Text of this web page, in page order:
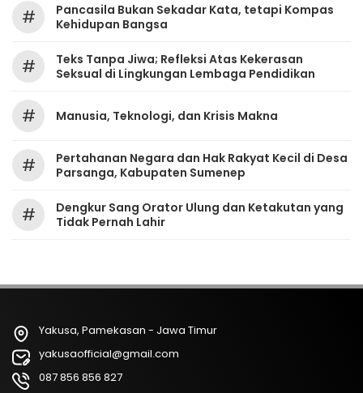
#
Pancasila Bukan Sekadar Kata, tetapi Kompas
Kehidupan Bangsa
#
Teks Tanpa Jiwa; Refleksi Atas Kekerasan
Seksual di Lingkungan Lembaga Pendidikan
# Manusia, Teknologi, dan Krisis Makna
#
Pertahanan Negara dan Hak Rakyat Kecil di Desa
Parsanga, Kabupaten Sumenep
#
Dengkur Sang Orator Ulung dan Ketakutan yang
Tidak Pernah Lahir
Yakusa, Pamekasan - Jawa Timur
yakusaofficial@gmail.com
087 856 856 827